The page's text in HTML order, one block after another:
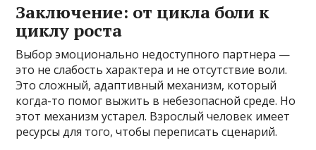
Заключение: от цикла боли к
циклу роста
Выбор эмоционально недоступного партнера —
это не слабость характера и не отсутствие воли.
Это сложный, адаптивный механизм, который
когда-то помог выжить в небезопасной среде. Но
этот механизм устарел. Взрослый человек имеет
ресурсы для того, чтобы переписать сценарий.